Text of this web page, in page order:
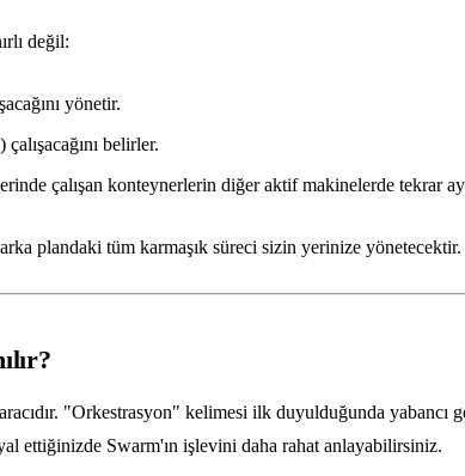
değil:
yönetir.
belirler.
çalışan konteynerlerin diğer aktif makinelerde tekrar
plandaki tüm karmaşık süreci sizin yerinize yönetecektir.
"Orkestrasyon" kelimesi ilk duyulduğunda yabancı
ettiğinizde Swarm'ın işlevini daha rahat anlayabilirsiniz.